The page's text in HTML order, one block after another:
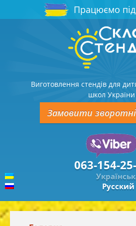
Працюємо під
Виготовлення стендів для
школ України
Замовити
063-154-
Русский